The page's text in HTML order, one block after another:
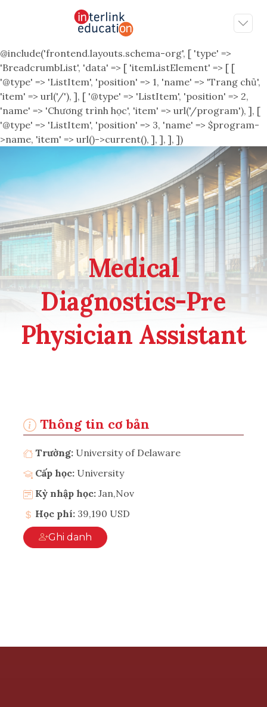
@include('frontend.layouts.schema-org', [ 'type' =>
'BreadcrumbList', 'data' => [ 'itemListElement' => [ [
'@type' => 'ListItem', 'position' => 1, 'name' => 'Trang chủ',
'item' => url('/'), ], [ '@type' => 'ListItem', 'position' => 2,
'name' => 'Chương trình học', 'item' => url('/program'), ], [
'@type' => 'ListItem', 'position' => 3, 'name' => $program-
>name, 'item' => url()->current(), ], ], ], ])
Medical
Diagnostics-Pre
Physician Assistant
Thông tin cơ bản
Trường: University of Delaware
Cấp học: University
Kỳ nhập học: Jan,Nov
Học phí: 39,190 USD
Ghi danh